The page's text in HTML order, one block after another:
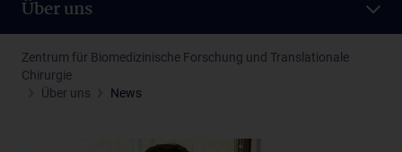
Über uns
Zentrum für Biomedizinische Forschung und Translationale
Chirurgie
Über uns
News